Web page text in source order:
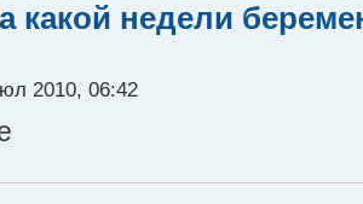
какой недели
2010, 06:42